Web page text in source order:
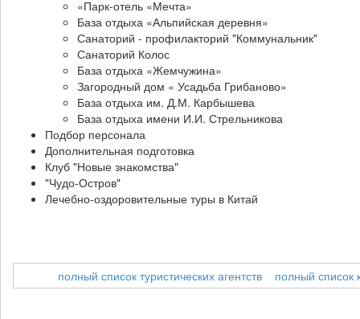
«Парк-отель «Мечта»
База отдыха «Альпийская деревня»
Санаторий - профилакторий "Коммунальник"
Санаторий Колос
База отдыха «Жемчужина»
Загородный дом « Усадьба Грибаново»
База отдыха им. Д.М. Карбышева
База отдыха имени И.И. Стрельникова
Подбор персонала
Дополнительная подготовка
Клуб "Новые знакомства"
"Чудо-Остров"
Лечебно-оздоровительные туры в Китай
полный список туристических агентств полный список